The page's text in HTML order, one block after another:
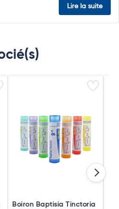
Lire la suite
Boiron Baptisia Tinctoria